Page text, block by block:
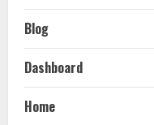
Blog
Dashboard
Home